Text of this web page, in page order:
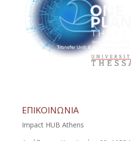
ΕΠΙΚΟΙΝΩΝΙΑ
Impact HUB Athens